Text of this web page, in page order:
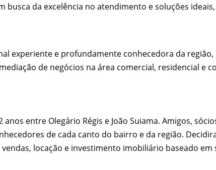
busca da excelência no atendimento e soluções
experiente e profundamente conhecedora da
de negócios na área comercial, residencial e
entre Olegário Régis e João Suiama. Amigos,
de cada canto do bairro e da região.
locação e investimento imobiliário baseado